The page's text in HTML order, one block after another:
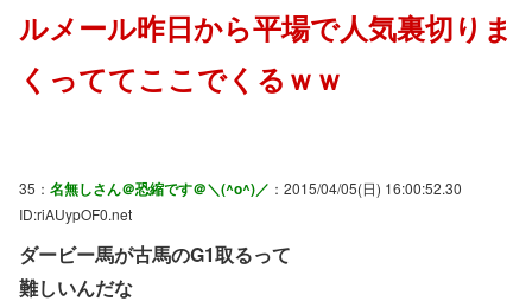
ルメール昨日から平場で人気裏切りま
くっててここでくるｗｗ
35： 名無しさん＠恐縮です＠＼(^o^)／ ：2015/04/05(日) 16:00:52.30
ID:riAUypOF0.net
ダービー馬が古馬のG1取るって
難しいんだな